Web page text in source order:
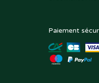
Paiement